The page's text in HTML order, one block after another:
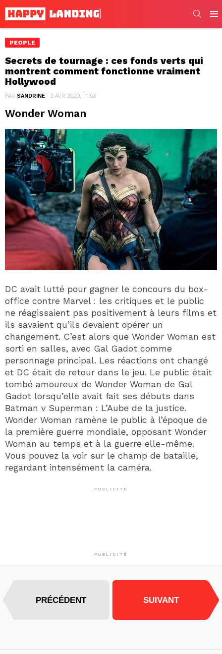
PEOPLE
Secrets de tournage : ces fonds verts qui
montrent comment fonctionne vraiment
Hollywood
PAR SANDRINE 2 AVR 2020, · 11:03
Wonder Woman
DC avait lutté pour gagner le concours du box-
office contre Marvel : les critiques et le public
ne réagissaient pas positivement à leurs films et
ils savaient qu’ils devaient opérer un
changement. C’est alors que Wonder Woman est
sorti en salles, avec Gal Gadot comme
personnage principal. Les réactions ont changé
et DC était de retour dans le jeu. Le public était
tombé amoureux de Wonder Woman de Gal
Gadot lorsqu’elle avait fait ses débuts dans
Batman v Superman : L’Aube de la justice.
Wonder Woman ramène le public à l’époque de
la première guerre mondiale, opposant Wonder
Woman au temps et à la guerre elle-même.
Vous pouvez la voir sur le champ de bataille,
regardant intensément la caméra.
PUBLICITÉ
PUBLICITÉ
PRÉCÉDENT SUIVANT